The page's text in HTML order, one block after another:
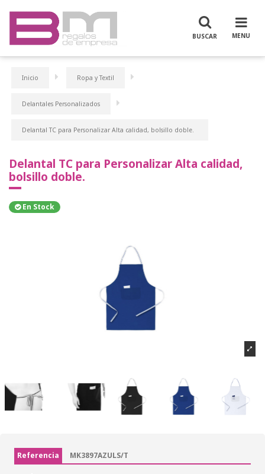
Inicio Ropa y Textil
Delantales Personalizados
Delantal TC para Personalizar Alta calidad, bolsillo doble.
Delantal TC para Personalizar Alta calidad,
bolsillo doble.
En Stock
Referencia MK3897AZULS/T